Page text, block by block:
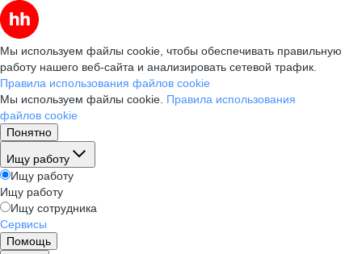
Мы используем файлы cookie, чтобы обеспечивать правильную
работу нашего веб-сайта и анализировать сетевой трафик.
Правила использования файлов cookie
Мы используем файлы cookie. Правила использования
файлов cookie
Понятно
Ищу работу
Ищу работу
Ищу работу
Ищу сотрудника
Сервисы
Помощь